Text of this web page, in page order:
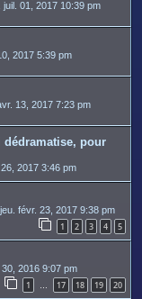
juil. 01, 2017 10:39 pm
2017 5:39 pm
13, 2017 7:23 pm
pour
2017 3:46 pm
jeu. févr. 23, 2017 9:38 pm
1 2 3 4 5
2016 9:07 pm
1 … 17 18 19 20